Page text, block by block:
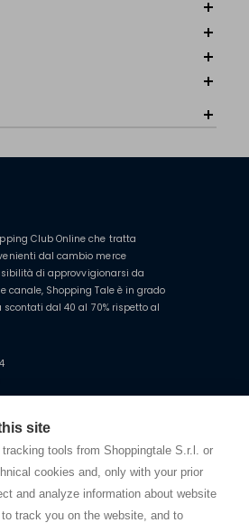
site
tools from Shoppingtale S.r.l. or
cookies and, only with your prior
and analyze information about website
track you on the website, and to
Club Online che tratta
dal cambio merce
di approvvigionarsi da
canale, Shopping Tale è in grado
dal 40 al 70% rispetto al
to provide our customers withfake
great care and attention, even from a